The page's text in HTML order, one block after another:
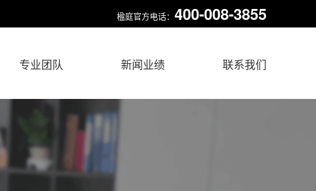
楹庭官方电话： 400-008-3855
专业团队 新闻业绩 联系我们